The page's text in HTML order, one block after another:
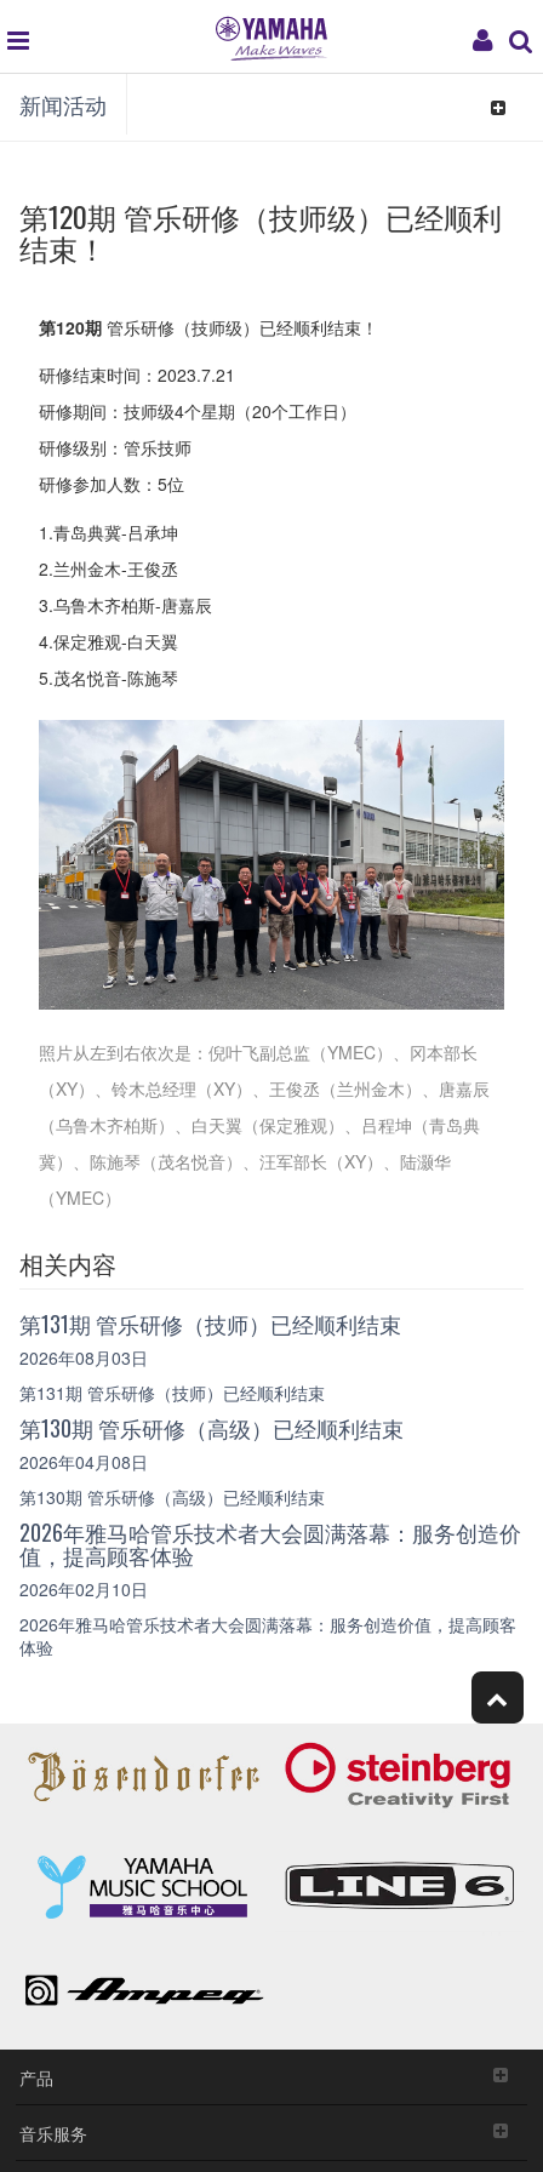
My
global
navigation
新闻活动
Toggle
第120期 管乐研修（技师级）已经顺利
结束！
第120期 管乐研修（技师级）已经顺利结束！
研修结束时间：2023.7.21
研修期间：技师级4个星期（20个工作日）
研修级别：管乐技师
研修参加人数：5位
1.青岛典冀-吕承坤
2.兰州金木-王俊丞
3.乌鲁木齐柏斯-唐嘉辰
4.保定雅观-白天翼
5.茂名悦音-陈施琴
照片从左到右依次是：倪叶飞副总监（YMEC）、冈本部长
（XY）、铃木总经理（XY）、王俊丞（兰州金木）、唐嘉辰
（乌鲁木齐柏斯）、白天翼（保定雅观）、吕程坤（青岛典
冀）、陈施琴（茂名悦音）、汪军部长（XY）、陆灏华
（YMEC）
相关内容
第131期 管乐研修（技师）已经顺利结束
2026年08月03日
第131期 管乐研修（技师）已经顺利结束
第130期 管乐研修（高级）已经顺利结束
2026年04月08日
第130期 管乐研修（高级）已经顺利结束
2026年雅马哈管乐技术者大会圆满落幕：服务创造价
值，提高顾客体验
2026年02月10日
2026年雅马哈管乐技术者大会圆满落幕：服务创造价值，提高顾客
体验
产品
音乐服务